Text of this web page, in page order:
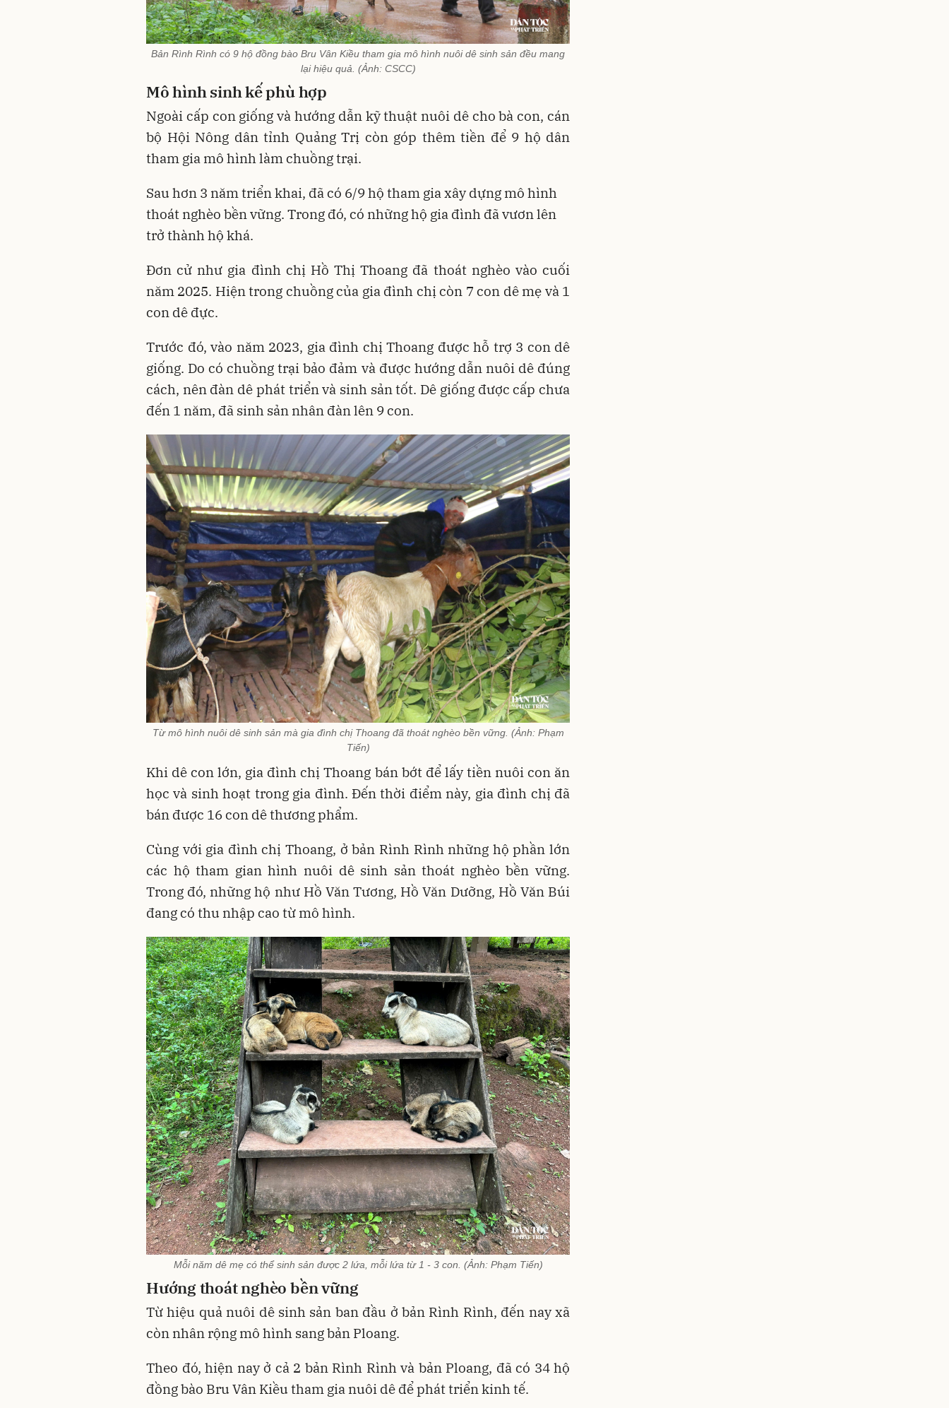
Bản Rình Rình có 9 hộ đồng bào Bru Vân Kiều tham gia mô hình nuôi dê sinh sản đều mang
lại hiệu quả. (Ảnh: CSCC)
Mô hình sinh kế phù hợp
Ngoài cấp con giống và hướng dẫn kỹ thuật nuôi dê cho bà con, cán
bộ Hội Nông dân tỉnh Quảng Trị còn góp thêm tiền để 9 hộ dân
tham gia mô hình làm chuồng trại.
Sau hơn 3 năm triển khai, đã có 6/9 hộ tham gia xây dựng mô hình
thoát nghèo bền vững. Trong đó, có những hộ gia đình đã vươn lên
trở thành hộ khá.
Đơn cử như gia đình chị Hồ Thị Thoang đã thoát nghèo vào cuối
năm 2025. Hiện trong chuồng của gia đình chị còn 7 con dê mẹ và 1
con dê đực.
Trước đó, vào năm 2023, gia đình chị Thoang được hỗ trợ 3 con dê
giống. Do có chuồng trại bảo đảm và được hướng dẫn nuôi dê đúng
cách, nên đàn dê phát triển và sinh sản tốt. Dê giống được cấp chưa
đến 1 năm, đã sinh sản nhân đàn lên 9 con.
Từ mô hình nuôi dê sinh sản mà gia đình chị Thoang đã thoát nghèo bền vững. (Ảnh: Phạm
Tiến)
Khi dê con lớn, gia đình chị Thoang bán bớt để lấy tiền nuôi con ăn
học và sinh hoạt trong gia đình. Đến thời điểm này, gia đình chị đã
bán được 16 con dê thương phẩm.
Cùng với gia đình chị Thoang, ở bản Rình Rình những hộ phần lớn
các hộ tham gian hình nuôi dê sinh sản thoát nghèo bền vững.
Trong đó, những hộ như Hồ Văn Tương, Hồ Văn Dưỡng, Hồ Văn Búi
đang có thu nhập cao từ mô hình.
Mỗi năm dê mẹ có thể sinh sản được 2 lứa, mỗi lứa từ 1 - 3 con. (Ảnh: Phạm Tiến)
Hướng thoát nghèo bền vững
Từ hiệu quả nuôi dê sinh sản ban đầu ở bản Rình Rình, đến nay xã
còn nhân rộng mô hình sang bản Ploang.
Theo đó, hiện nay ở cả 2 bản Rình Rình và bản Ploang, đã có 34 hộ
đồng bào Bru Vân Kiều tham gia nuôi dê để phát triển kinh tế.